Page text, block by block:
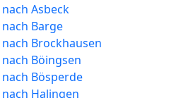
Asbeck
Barge
Brockhausen
Böingsen
Bösperde
Halingen